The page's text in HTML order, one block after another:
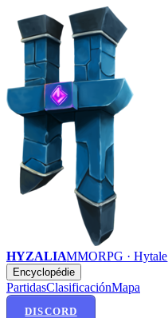
HYZALIAMMORPG · Hytale
Encyclopédie
PartidasClasificaciónMapa
DISCORD